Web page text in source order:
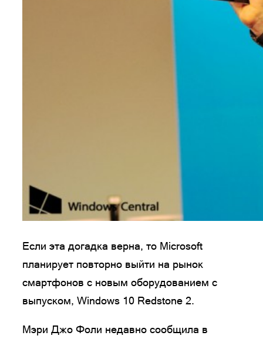
Если эта догадка верна, то Microsoft
планирует повторно выйти на рынок
смартфонов с новым оборудованием с
выпуском, Windows 10 Redstone 2.
Мэри Джо Фоли недавно сообщила в